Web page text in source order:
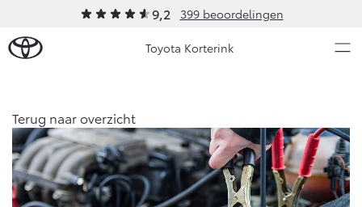
9,2 399 beoordelingen
Toyota Korterink
Ons bedrijf
Ons bedrijf
Nieuws en Acties
Onderhoud
Terug naar overzicht